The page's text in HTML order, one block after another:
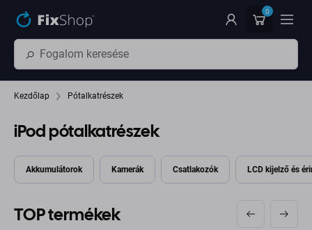
0
Kezdőlap Pótalkatrészek
iPod pótalkatrészek
Akkumulátorok Kamerák Csatlakozók LCD kijelző és
TOP termékek